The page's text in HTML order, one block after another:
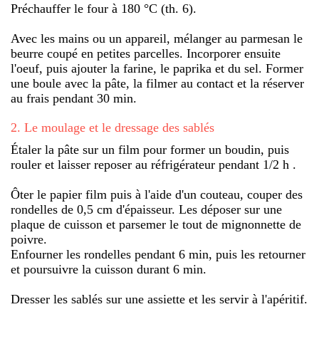
Préchauffer le four à 180 °C (th. 6).
Avec les mains ou un appareil, mélanger au parmesan le
beurre coupé en petites parcelles. Incorporer ensuite
l'oeuf, puis ajouter la farine, le paprika et du sel. Former
une boule avec la pâte, la filmer au contact et la réserver
au frais pendant 30 min.
2. Le moulage et le dressage des sablés
Étaler la pâte sur un film pour former un boudin, puis
rouler et laisser reposer au réfrigérateur pendant 1/2 h .
Ôter le papier film puis à l'aide d'un couteau, couper des
rondelles de 0,5 cm d'épaisseur. Les déposer sur une
plaque de cuisson et parsemer le tout de mignonnette de
poivre.
Enfourner les rondelles pendant 6 min, puis les retourner
et poursuivre la cuisson durant 6 min.
Dresser les sablés sur une assiette et les servir à l'apéritif.